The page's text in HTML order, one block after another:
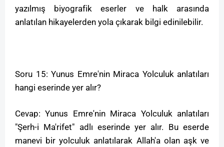
yazılmış biyografik eserler ve halk arasında
anlatılan hikayelerden yola çıkarak bilgi edinilebilir.
Soru 15: Yunus Emre'nin Miraca Yolculuk anlatıları
hangi eserinde yer alır?
Cevap: Yunus Emre'nin Miraca Yolculuk anlatıları
"Şerh-i Ma'rifet" adlı eserinde yer alır. Bu eserde
manevi bir yolculuk anlatılarak Allah'a olan aşk ve